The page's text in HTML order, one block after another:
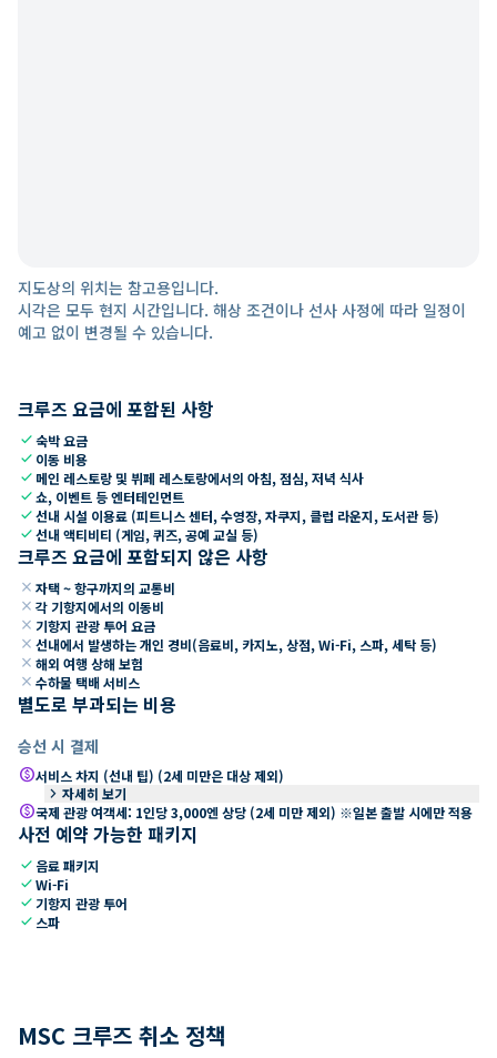
지도상의 위치는 참고용입니다.
시각은 모두 현지 시간입니다. 해상 조건이나 선사 사정에 따라 일정이
예고 없이 변경될 수 있습니다.
크루즈 요금에 포함된 사항
check숙박 요금
check 이동 비용
check 메인 레스토랑 및 뷔페 레스토랑에서의 아침, 점심, 저녁 식사
check쇼, 이벤트 등 엔터테인먼트
check선내 시설 이용료 (피트니스 센터, 수영장, 자쿠지, 클럽 라운지, 도서관 등)
check선내 액티비티 (게임, 퀴즈, 공예 교실 등)
크루즈 요금에 포함되지 않은 사항
close 자택 ~ 항구까지의 교통비
close 각 기항지에서의 이동비
close 기항지 관광 투어 요금
close 선내에서 발생하는 개인 경비(음료비, 카지노, 상점, Wi-Fi, 스파, 세탁 등)
close 해외 여행 상해 보험
close 수하물 택배 서비스
별도로 부과되는 비용
승선 시 결제
paid서비스 차지 (선내 팁) (2세 미만은 대상 제외)
keyboard_arrow_right 자세히 보기
paid국제 관광 여객세: 1인당 3,000엔 상당 (2세 미만 제외) ※일본 출발 시에만 적용
사전 예약 가능한 패키지
check 음료 패키지
checkWi-Fi
check 기항지 관광 투어
check 스파
MSC 크루즈 취소 정책